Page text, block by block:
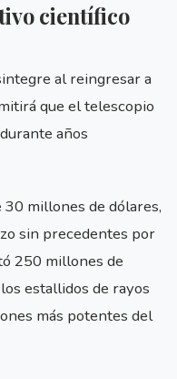
científico
al reingresar a
que el telescopio
años
millones de dólares,
sin precedentes por
250 millones de
estallidos de rayos
más potentes del